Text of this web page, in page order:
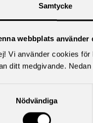
Samtycke
webbplats använder
Vi använder cookies
ditt medgivande.
Nödvändiga
att
den
med.
och
gäller
Lika